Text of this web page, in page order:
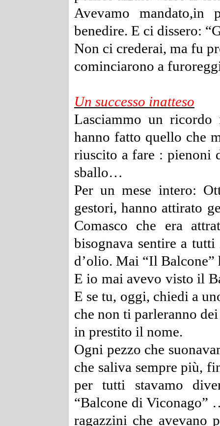
Avevamo
benedire. E ci dissero:
Non ci crederai, ma fu
cominciarono a
Un successo inatteso
Lasciammo un
hanno fatto quello che
riuscito a fare : pienoni
sballo…
Per un mese intero:
gestori, hanno attirato
Comasco che era
bisognava sentire a tutti
d’olio. Mai “Il
E io mai avevo visto il
E se tu, oggi, chiedi a
che non ti parleranno
in prestito il nome.
Ogni pezzo che
che saliva sempre più,
per tutti stavamo
“Balcone di
ragazzini che avevano